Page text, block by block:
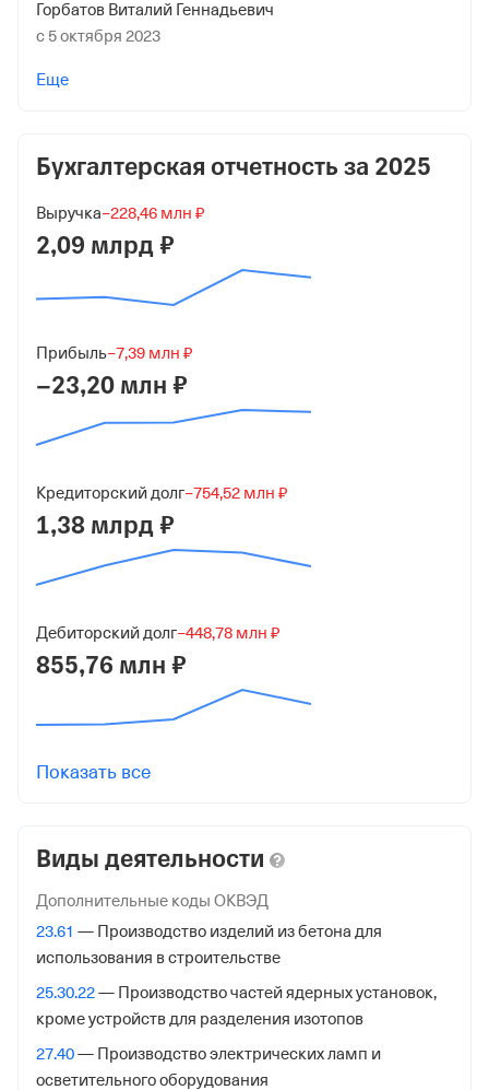
Горбатов Виталий Геннадьевич
с 5 октября 2023
ФЕДЕРАЛЬНОЕ ГОСУДАРСТВЕННОЕ УНИТАРНОЕ
22 ноября 2013
Краткое название
ООО "ПРЭХ ГХК"
Ленина, д 74Б, помещ 45
ИНН
ОГРН
1132452003034
от 22 ноября 2013
245201001
Регистрация ФНС
28 ноября 2022
Службы № 23 по Красноярскому краю
Адрес налоговой
660133, Красноярск гор., Партизана Железняка ул. 46,
Внебюджетные фонды
Еще
Бухгалтерская отчетность за 2025
Выручка−228,46 млн ₽
2,09 млрд ₽
Прибыль−7,39 млн ₽
−23,20 млн ₽
Кредиторский долг−754,52 млн ₽
1,38 млрд ₽
Дебиторский долг−448,78 млн ₽
855,76 млн ₽
Показать все
Виды деятельности
Дополнительные коды ОКВЭД
23.61 — Производство изделий из бетона для
использования в строительстве
25.30.22— Производство частей ядерных установок,
кроме устройств для разделения изотопов
27.40— Производство электрических ламп и
осветительного оборудования